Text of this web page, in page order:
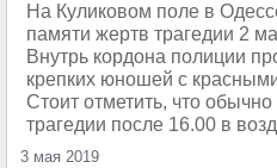
На Куликовом поле в
памяти жертв трагедии 2
Внутрь кордона полиции
крепких юношей с
Стоит отметить, что
трагедии после 16.00 в
3 мая 2019